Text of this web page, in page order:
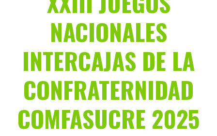
NACIONALES
INTERCAJAS DE LA
CONFRATERNIDAD
COMFASUCRE 2025